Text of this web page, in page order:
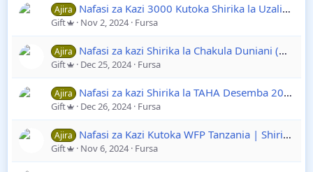
Ajira Nafasi za Kazi 3000 Kutoka Shirika la Uzalishaji Mali la Jeshi la Polisi Tanzania | Ajira za Walinzi
Gift Nov 2, 2024 Fursa
Ajira Nafasi za kazi Shirika la Chakula Duniani (WFP) Disemba 2024
Gift Dec 25, 2024 Fursa
Ajira Nafasi za kazi Shirika la TAHA Desemba 2024
Gift Dec 26, 2024 Fursa
Ajira Nafasi za Kazi Kutoka WFP Tanzania | Shirika la Chakula Duniani
Gift Nov 6, 2024 Fursa